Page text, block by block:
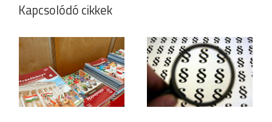
Kapcsolódó cikkek